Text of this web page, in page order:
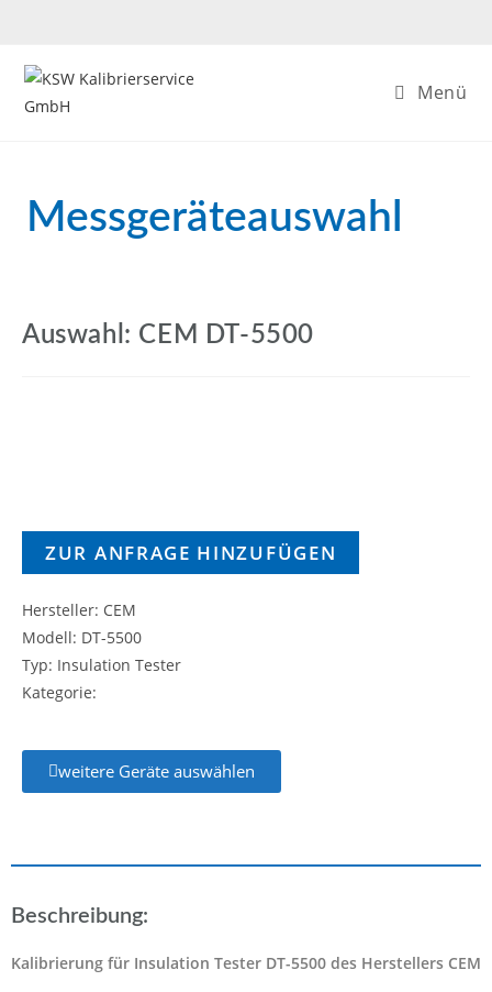
Menü
Messgeräteauswahl
Auswahl: CEM DT-5500
ZUR ANFRAGE HINZUFÜGEN
Hersteller: CEM
Modell: DT-5500
Typ: Insulation Tester
Kategorie:
weitere Geräte auswählen
Beschreibung:
Kalibrierung für Insulation Tester DT-5500 des Herstellers CEM